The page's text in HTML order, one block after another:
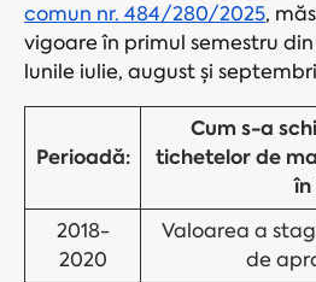
comun nr. 484/280/2025,
vigoare în primul semestru
lunile iulie, august și
Perioadă:
Cum s-a
tichetelor de
în
2018-
2020
Valoarea a
de